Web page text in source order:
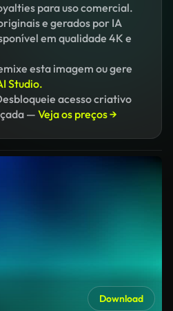
para uso comercial.
e gerados por IA
em qualidade 4K e
esta imagem ou gere
Studio.
acesso criativo
— Veja os preços →
Download